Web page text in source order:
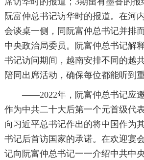
阮富仲总书记访华时的报道。在河
会谈桌一侧，同阮富仲总书记并排
中央政治局委员。阮富仲总书记解
书记访问期间，越南安排不同的越
陪同出席活动，确保每位都能听到
——2022年，阮富仲总书记应邀
作为中共二十大后第一个元首级代
向习近平总书记作出的将中国作为
书记后首访国家的承诺。在欢迎宴
记向阮富仲总书记一一介绍中共中